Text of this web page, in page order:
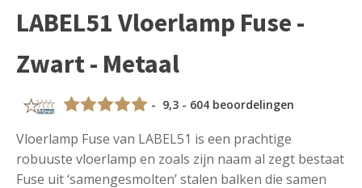
LABEL51 Vloerlamp Fuse -
Zwart - Metaal
- 9,3 - 604 beoordelingen
Vloerlamp Fuse van LABEL51 is een prachtige
robuuste vloerlamp en zoals zijn naam al zegt bestaat
Fuse uit ‘samengesmolten’ stalen balken die samen